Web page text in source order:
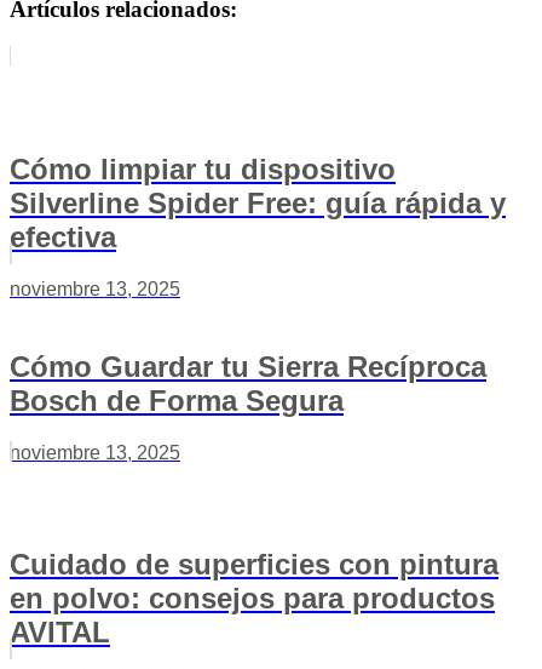
Artículos relacionados:
Cómo limpiar tu dispositivo
Silverline Spider Free: guía rápida y
efectiva
noviembre 13, 2025
Cómo Guardar tu Sierra Recíproca
Bosch de Forma Segura
noviembre 13, 2025
Cuidado de superficies con pintura
en polvo: consejos para productos
AVITAL